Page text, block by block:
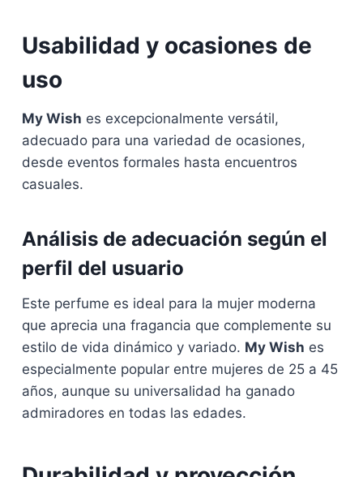
Usabilidad y ocasiones de
uso
My Wish es excepcionalmente versátil,
adecuado para una variedad de ocasiones,
desde eventos formales hasta encuentros
casuales.
Análisis de adecuación según el
perfil del usuario
Este perfume es ideal para la mujer moderna
que aprecia una fragancia que complemente su
estilo de vida dinámico y variado. My Wish es
especialmente popular entre mujeres de 25 a 45
años, aunque su universalidad ha ganado
admiradores en todas las edades.